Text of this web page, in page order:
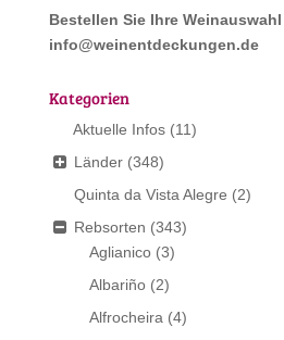
Bestellen Sie Ihre
info@weinentdeckungen.de
Kategorien
Aktuelle Infos (11)
Länder (348)
Quinta da Vista Alegre (2)
Rebsorten (343)
Aglianico (3)
Albariño (2)
Alfrocheira (4)